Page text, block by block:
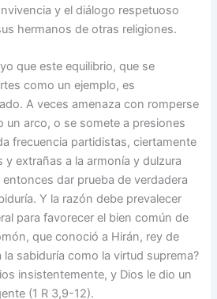
y el diálogo respetuoso
hermanos de otras religiones.
que este equilibrio, que se
como un ejemplo, es
A veces amenaza con romperse
un arco, o se somete a presiones
frecuencia partidistas, ciertamente
y extrañas a la armonía y dulzura
dar prueba de verdadera
Y la razón debe prevalecer
para favorecer el bien común de
que conoció a Hirán, rey de
la sabiduría como la virtud suprema?
insistentemente, y Dios le dio un
(1 R 3,9-12).